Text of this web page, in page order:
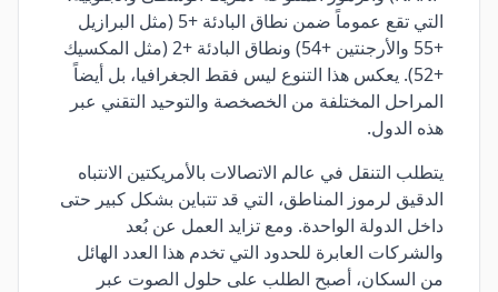
التي تقع عموماً ضمن نطاق البادئة +5 (مثل البرازيل
+55 والأرجنتين +54) ونطاق البادئة +2 (مثل المكسيك
+52). يعكس هذا التنوع ليس فقط الجغرافيا، بل أيضاً
المراحل المختلفة من الخصخصة والتوحيد التقني عبر
هذه الدول.
يتطلب التنقل في عالم الاتصالات بالأمريكتين الانتباه
الدقيق لرموز المناطق، التي قد تتباين بشكل كبير حتى
داخل الدولة الواحدة. ومع تزايد العمل عن بُعد
والشركات العابرة للحدود التي تخدم هذا العدد الهائل
من السكان، أصبح الطلب على حلول الصوت عبر